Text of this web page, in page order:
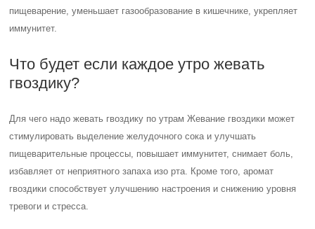
пищеварение, уменьшает газообразование в кишечнике, укрепляет
иммунитет.
Что будет если каждое утро жевать
гвоздику?
Для чего надо жевать гвоздику по утрам Жевание гвоздики может
стимулировать выделение желудочного сока и улучшать
пищеварительные процессы, повышает иммунитет, снимает боль,
избавляет от неприятного запаха изо рта. Кроме того, аромат
гвоздики способствует улучшению настроения и снижению уровня
тревоги и стресса.